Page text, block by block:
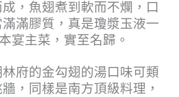
，魚翅煮到軟而不爛，口
滿膠質，真是瓊漿玉液一
宴主菜，實至名歸。
府的金勾翅的湯口味可類
，同樣是南方頂級料理，